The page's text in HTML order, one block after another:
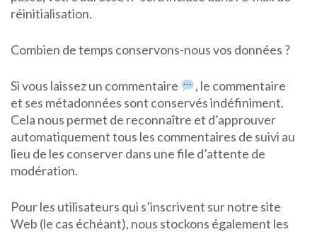
réinitialisation.
Combien de temps conservons-nous vos données ?
Si vous laissez un commentaire
, le commentaire
et ses métadonnées sont conservés indéfiniment.
Cela nous permet de reconnaître et d’approuver
automatiquement tous les commentaires de suivi au
lieu de les conserver dans une file d’attente de
modération.
Pour les utilisateurs qui s’inscrivent sur notre site
Web (le cas échéant), nous stockons également les